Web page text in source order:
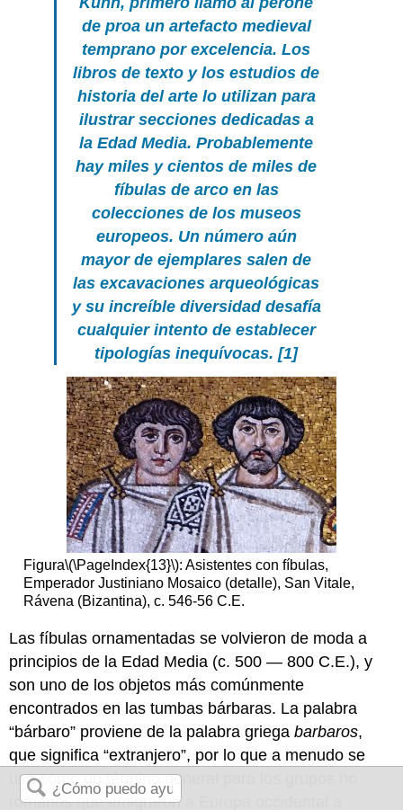
de proa un artefacto medieval
temprano por excelencia. Los
libros de texto y los estudios de
historia del arte lo utilizan para
ilustrar secciones dedicadas a
la Edad Media. Probablemente
hay miles y cientos de miles de
fíbulas de arco en las
colecciones de los museos
europeos. Un número aún
mayor de ejemplares salen de
las excavaciones arqueológicas
y su increíble diversidad desafía
cualquier intento de establecer
tipologías inequívocas. [1]
Figura\(\PageIndex{13}\): Asistentes con fíbulas,
Emperador Justiniano Mosaico (detalle), San Vitale,
Rávena (Bizantina), c. 546-56 C.E.
Las fíbulas ornamentadas se volvieron de moda a
principios de la Edad Media (c. 500 — 800 C.E.), y
son uno de los objetos más comúnmente
encontrados en las tumbas bárbaras. La palabra
“bárbaro” proviene de la palabra griegabarbaros,
que significa “extranjero”, por lo que a menudo se
usa como un término general para los grupos no
romanos que emigraron a Europa occidental a